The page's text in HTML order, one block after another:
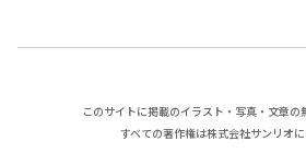
このサイトに掲載のイラスト・写真・文章の
すべての著作権は株式会社サンリオに